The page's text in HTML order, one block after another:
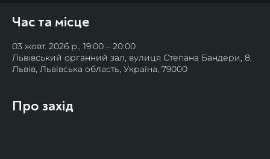
Час та місце
03 жовт. 2026 р., 19:00 – 20:00
Львівський органний зал, вулиця Степана Бандери, 8,
Львів, Львівська область, Україна, 79000
Про захід